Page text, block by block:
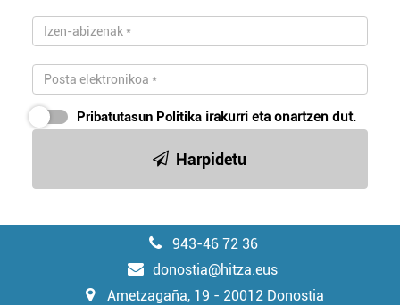
Pribatutasun Politika irakurri eta onartzen dut.
Harpidetu
943-46 72 36
donostia@hitza.eus
Ametzagaña, 19 - 20012 Donostia